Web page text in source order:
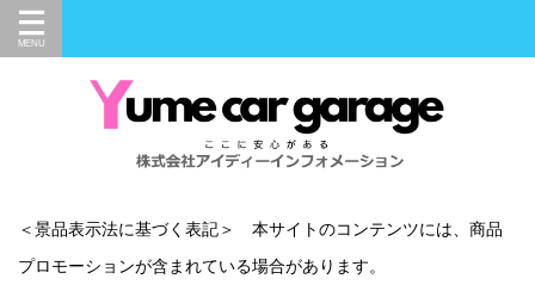
＜景品表示法に基づく表記＞ 本サイトのコンテンツには、商品
プロモーションが含まれている場合があります。